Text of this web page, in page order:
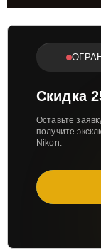
Скидка
Оставьте
получите
Nikon.